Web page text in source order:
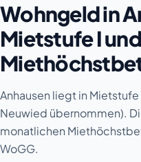
Wohngeld in
Mietstufe I und
Anhausen liegt in
Neuwied übernommen).
monatlichen
WoGG.